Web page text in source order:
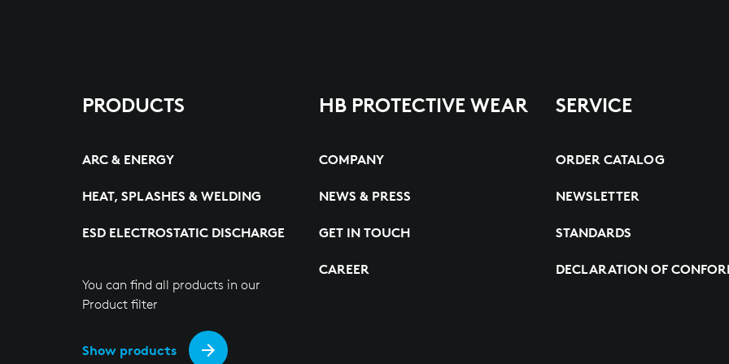
PRODUCTS
ARC & ENERGY
HEAT, SPLASHES & WELDING
ESD ELECTROSTATIC DISCHARGE
You can find all products in our
Product filter
Show products
HB PROTECTIVE WEAR
COMPANY
NEWS & PRESS
GET IN TOUCH
CAREER
SERVICE
ORDER CATALOG
NEWSLETTER
STANDARDS
DECLARATION OF